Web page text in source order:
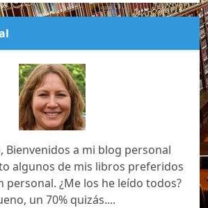
Bienvenidos a mi blog personal
algunos de mis libros preferidos
personal. ¿Me los he leído todos?
un 70% quizás....